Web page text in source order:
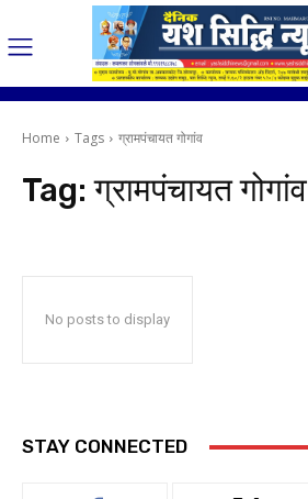
Home Tags ग्रामपंचायत गोगांव
Tag:ग्रामपंचायत गोगांव
No posts to display
STAY CONNECTED